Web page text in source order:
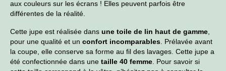
aux couleurs sur les écrans ! Elles peuvent parfois être
différentes de la réalité.
Cette jupe est réalisée dans une toile de lin haut de gamme
pour une qualité et un confort incomparables . Prélavée avant
la coupe, elle conserve sa forme au fil des lavages. Cette jupe a
été confectionnée dans une taille 40 femme . Pour savoir si